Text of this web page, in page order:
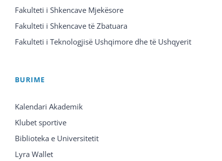
Fakulteti i Shkencave Mjekësore
Fakulteti i Shkencave të Zbatuara
Fakulteti i Teknologjisë Ushqimore dhe të Ushqyerit
BURIME
Kalendari Akademik
Klubet sportive
Biblioteka e Universitetit
Lyra Wallet